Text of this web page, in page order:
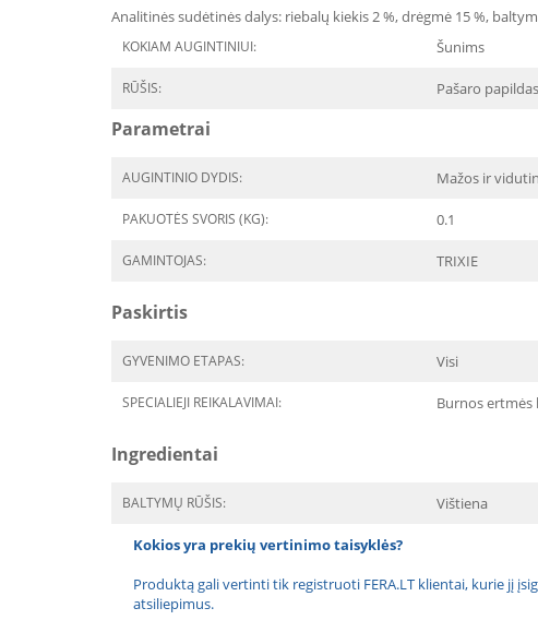
Analitinės sudėtinės dalys: riebalų kiekis 2 %, drėgmė 15 %,
KOKIAM AUGINTINIUI: Šunims
RŪŠIS: Pašaro papildas
Parametrai
AUGINTINIO DYDIS: Mažos ir
PAKUOTĖS SVORIS (KG): 0.1
GAMINTOJAS: TRIXIE
Paskirtis
GYVENIMO ETAPAS: Visi
SPECIALIEJI REIKALAVIMAI: Burnos ertmės
Ingredientai
BALTYMŲ RŪŠIS: Vištiena
Kokios yra prekių vertinimo taisyklės?
Produktą gali vertinti tik registruoti FERA.LT klientai, kurie jį
atsiliepimus.